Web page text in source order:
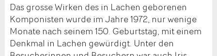
Das grosse Wirken des in Lachen geborenen
Komponisten wurde im Jahre 1972, nur wenige
Monate nach seinem 150. Geburtstag, mit einem
Denkmal in Lachen gewürdigt. Unter den